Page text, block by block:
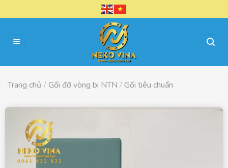
đến
dung
Trang chủ / Gối đỡ vòng bi NTN / Gối tiêu chuẩn